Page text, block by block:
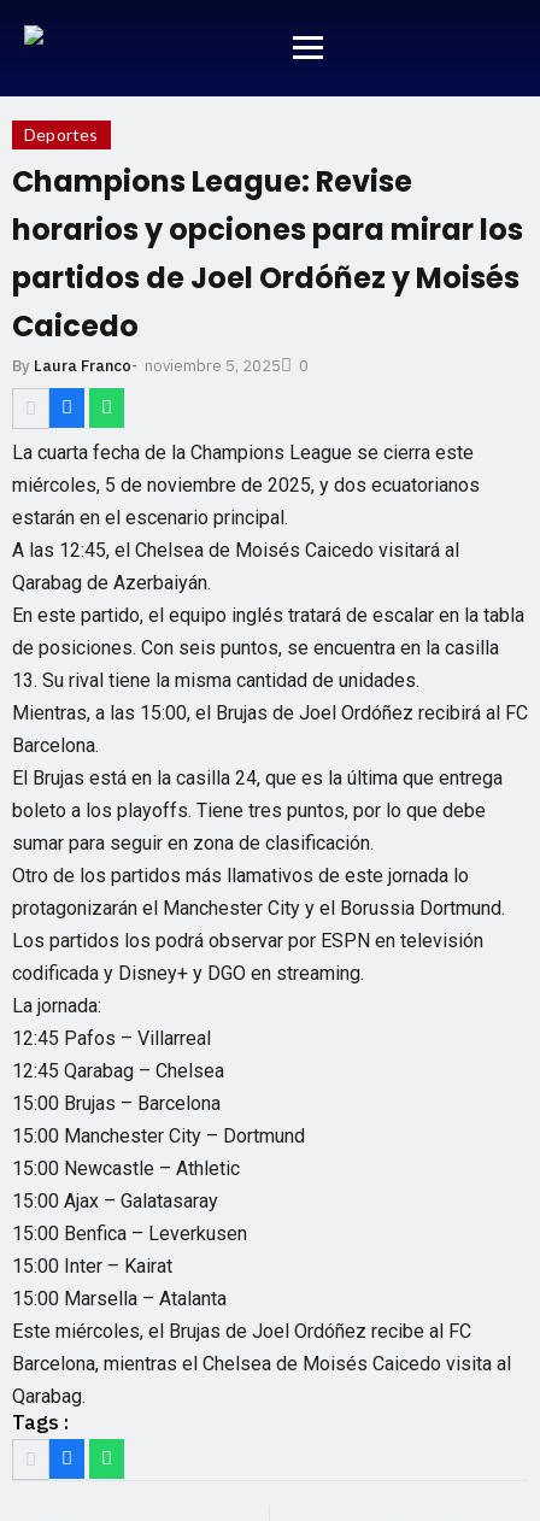
Deportes
Champions League: Revise
horarios y opciones para mirar los
partidos de Joel Ordóñez y Moisés
Caicedo
By Laura Franco- noviembre 5, 2025 0
La cuarta fecha de la Champions League se cierra este
miércoles, 5 de noviembre de 2025, y dos ecuatorianos
estarán en el escenario principal.
A las 12:45, el Chelsea de Moisés Caicedo visitará al
Qarabag de Azerbaiyán.
En este partido, el equipo inglés tratará de escalar en la tabla
de posiciones. Con seis puntos, se encuentra en la casilla
13. Su rival tiene la misma cantidad de unidades.
Mientras, a las 15:00, el Brujas de Joel Ordóñez recibirá al FC
Barcelona.
El Brujas está en la casilla 24, que es la última que entrega
boleto a los playoffs. Tiene tres puntos, por lo que debe
sumar para seguir en zona de clasificación.
Otro de los partidos más llamativos de este jornada lo
protagonizarán el Manchester City y el Borussia Dortmund.
Los partidos los podrá observar por ESPN en televisión
codificada y Disney+ y DGO en streaming.
La jornada:
12:45 Pafos – Villarreal
12:45 Qarabag – Chelsea
15:00 Brujas – Barcelona
15:00 Manchester City – Dortmund
15:00 Newcastle – Athletic
15:00 Ajax – Galatasaray
15:00 Benfica – Leverkusen
15:00 Inter – Kairat
15:00 Marsella – Atalanta
Este miércoles, el Brujas de Joel Ordóñez recibe al FC
Barcelona, mientras el Chelsea de Moisés Caicedo visita al
Qarabag.
Tags :